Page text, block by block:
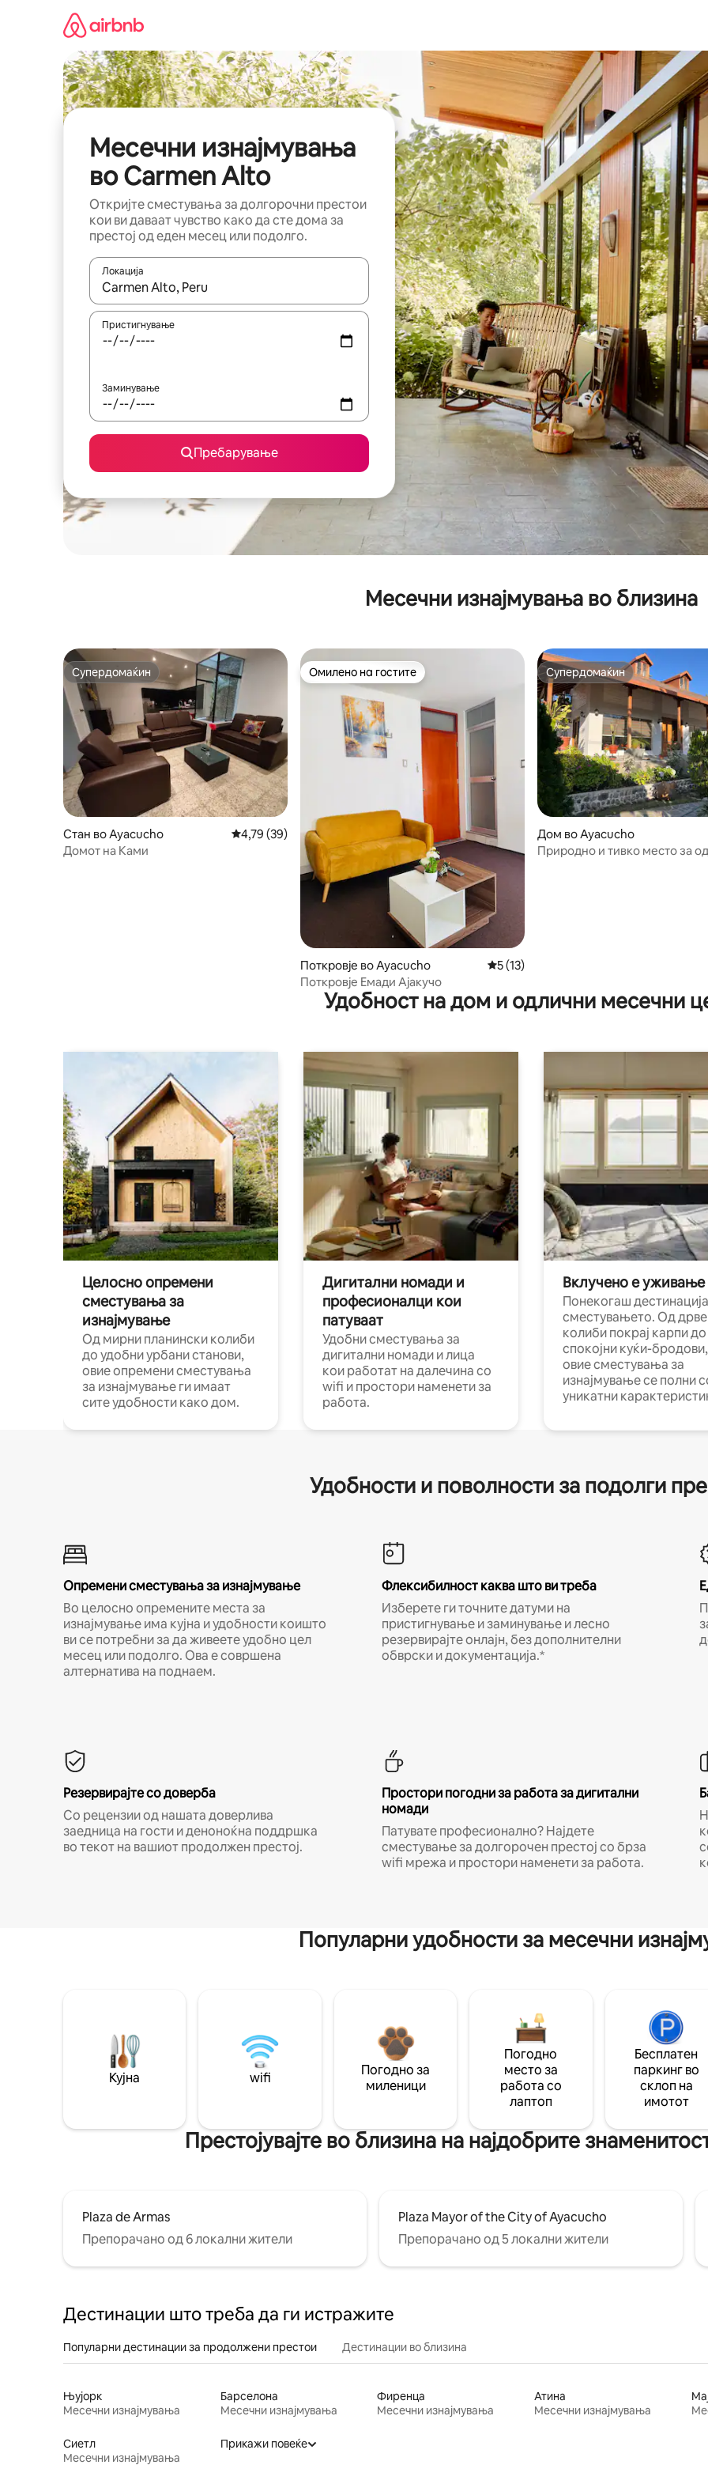
Месечни изнајмувања
во Carmen Alto
Откријте сместувања за долгорочни престои
кои ви даваат чувство како да сте дома за
престој од еден месец или подолго.
Локација
Кога резултатите се достапни, движете се со копчињата со стрелки нагоре и надолу или истражувајте со
Пристигнување
Заминување
Пребарување
Месечни изнајмувања во близина
Супердомаќин
Супердомаќин
Стан во Ayacucho Просечна оцена: 4,79 од 5, 39 рецензии
4,79 (39)
Домот на Ками
Омилено на гостите
Омилено на гостите
Поткровје во Ayacucho Просечна оцена: 5 од 5, 13 рецензии
5 (13)
Поткровје Емади Ајакучо
Супердомаќин
Супердомаќин
Дом во Ayacucho
Природно и тивко место за
Удобност на дом и одлични месечни
Целосно опремени
сместувања за
изнајмување
Од мирни планински колиби
до удобни урбани станови,
овие опремени сместувања
за изнајмување ги имаат
сите удобности како дом.
Дигитални номади и
професионалци кои
патуваат
Удобни сместувања за
дигитални номади и лица
кои работат на далечина со
wifi и простори наменети за
работа.
Вклучено е уживање
Понекогаш
сместувањето. Од
колиби покрај карпи до
спокојни куќи-бродови,
овие сместувања за
изнајмување се полни
уникатни
Удобности и поволности за подолги
Опремени сместувања за изнајмување
Во целосно опремените места за
изнајмување има кујна и удобности коишто
ви се потребни за да живеете удобно цел
месец или подолго. Ова е совршена
алтернатива на поднаем.
Флексибилност каква што ви треба
Изберете ги точните датуми на
пристигнување и заминување и лесно
резервирајте онлајн, без дополнителни
обврски и документација.*
Резервирајте со доверба
Со рецензии од нашата доверлива
заедница на гости и деноноќна поддршка
во текот на вашиот продолжен престој.
Простори погодни за работа за дигитални
номади
Патувате професионално? Најдете
сместување за долгорочен престој со брза
wifi мрежа и простори наменети за работа.
Популарни удобности за месечни
Кујна wifi
Погодно за
миленици
Погодно
место за
работа со
лаптоп
Бесплатен
паркинг во
склоп на
имотот
Престојувајте во близина на најдобрите
Plaza de Armas
Препорачано од 6 локални жители
Plaza Mayor of the City of Ayacucho
Препорачано од 5 локални жители
Дестинации што треба да ги истражите
Популарни дестинации за продолжени престои Дестинации во близина
Њујорк
Месечни изнајмувања
Барселона
Месечни изнајмувања
Фиренца
Месечни изнајмувања
Атина
Месечни изнајмувања
Сиетл
Месечни изнајмувања
Прикажи повеќе